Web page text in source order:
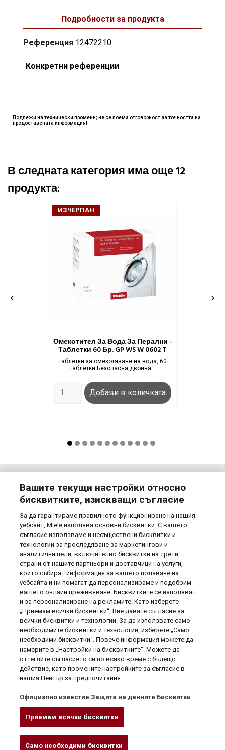
Подробности за продукта
Референция 12472210
Конкретни референции
Подлежи на технически промени; не се поема отговорност за точността на
предоставената информация!
В следната категория има още 12
продукта:
Омекотител За Вода За Перални -
Таблетки 60 Бр. GP WS W 0602 T
Таблетки за омекотяване на вода, 60
таблетки Безопасна двойна...
Добави в количката
ИЗЧЕРПАН
 
Care set PowerDisk промо пакет
Newsletter
Абонирай се за нашия бюлетин! Получавай информация за
предстящи намаления, нови продукти и специални
предложения от Miele!
Полезна информация
Информация за магазина
Вашите текущи настройки относно
бисквитките, изискващи съгласие
За да гарантираме правилното функциониране на нашия
уебсайт, Miele използва основни бисквитки. С вашето
съгласие използваме и несъществени бисквитки и
технологии за проследяване за маркетингови и
аналитични цели, включително бисквитки на трети
страни от нашите партньори и доставчици на услуги,
които събират информация за вашето ползване на
уебсайта и ни помагат да персонализираме и подобрим
вашето онлайн преживяване. Бисквитките се използват
и за персонализиране на рекламите. Като изберете
„Приемам всички бисквитки“, Вие давате съгласие за
всички бисквитки и технологии. За да използвате само
необходимите бисквитки и технологии, изберете „Само
необходими бисквитки“. Повече информация можете да
намерите в „Настройки на бисквитките“. Можете да
оттеглите съгласието си по всяко време с бъдещо
действие, като промените настройките за съгласие в
нашия Център за предпочитания.
Официално известие Защита на данните Бисквитки
Приемам всички бисквитки
Само необходими бисквитки